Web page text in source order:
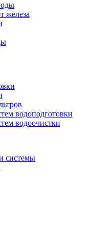
железа
водоподготовки
водоочистки
системы